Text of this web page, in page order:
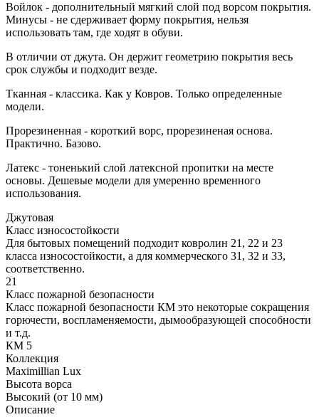
Войлок - дополнительный мягкий слой под ворсом покрытия.
Минусы - не сдерживает форму покрытия, нельзя
использовать там, где ходят в обуви.
В отличии от джута. Он держит геометрию покрытия весь
срок службы и подходит везде.
Тканная - классика. Как у Ковров. Только определенные
модели.
Прорезиненная - короткий ворс, прорезиненая основа.
Практично. Базово.
Латекс - тоненький слой латексной пропитки на месте
основы. Дешевые модели для умеренно временного
использования.
Джутовая
Класс износостойкости
Для бытовых помещений подходит ковролин 21, 22 и 23
класса износостойкости, а для коммерческого 31, 32 и 33,
соответственно.
21
Класс пожарной безопасности
Класс пожарной безопасности КМ это некоторые сокращения
горючести, воспламеняемости, дымообразующей способности
и т.д.
КМ 5
Коллекция
Maximillian Lux
Высота ворса
Высокий (от 10 мм)
Описание